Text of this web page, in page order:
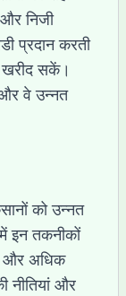
निजी
प्रदान करती
सकें।
वे उन्नत
को उन्नत
इन तकनीकों
और अधिक
नीतियां और